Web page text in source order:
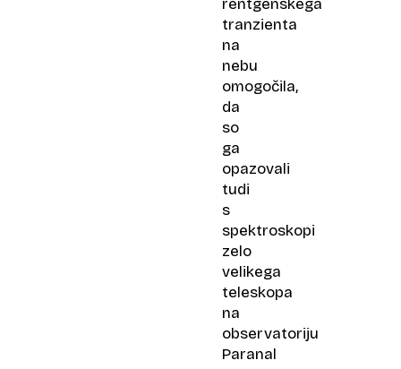
rentgenskega
tranzienta
na
nebu
omogočila,
da
so
ga
opazovali
tudi
s
spektroskopi
zelo
velikega
teleskopa
na
observatoriju
Paranal